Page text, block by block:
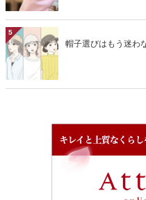
5
帽子選びはもう迷わ